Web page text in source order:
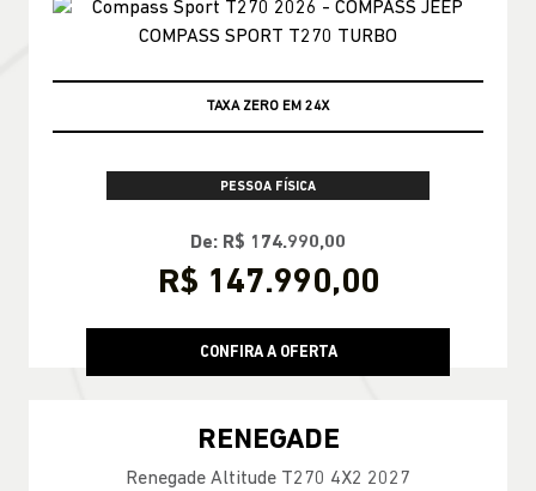
TAXA ZERO EM 24X
PESSOA FÍSICA
De: R$ 174.990,00
R$ 147.990,00
CONFIRA A OFERTA
RENEGADE
Renegade Altitude T270 4X2 2027